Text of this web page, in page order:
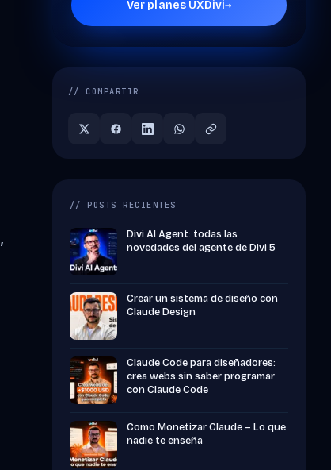
Ver planes UXDivi→
// COMPARTIR
// POSTS RECIENTES
Divi AI Agent: todas las
novedades del agente de Divi 5
Crear un sistema de diseño con
Claude Design
Claude Code para diseñadores:
crea webs sin saber programar
con Claude Code
Como Monetizar Claude – Lo que
nadie te enseña